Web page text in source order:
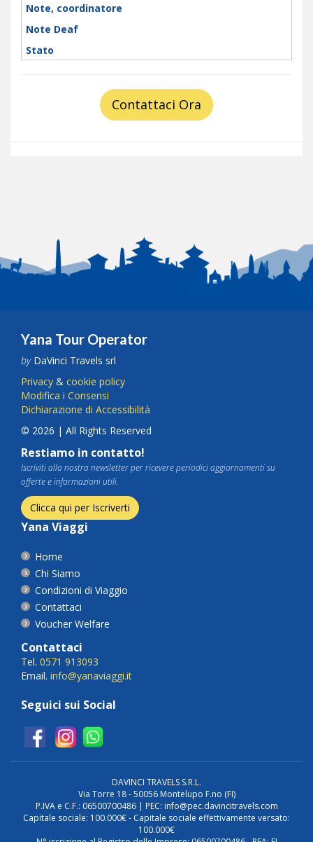
Contattaci Ora
Yana Tour Operator
byDaVinci Travels srl
Privacy & cookie policy
Modifica i Consensi
Dichiarazione di Accessibilità
© 2026 | All Rights Reserved
Restiamo in contatto!
Iscriviti alla nostra newsletter per ricevere periodici aggiornamenti su
offerte e informazioni utili.
Clicca qui per Iscriverti
Yana Viaggi
Home
Chi Siamo
Condizioni di Viaggio
Contattaci
Voucher Welfare
Contattaci
Tel. 0571 913093
Email. info@yanaviaggi.it
Seguici sui Social
DAVINCI TRAVELS S.R.L.
Via Torre 18 - 50056 Montelupo F.no (FI)
P.IVA e C.F.: 06500700486 | PEC: info@pec.davincitravels.com
Capitale sociale: 100.000€ - Capitale sociale effettivamente versato:
100.000€